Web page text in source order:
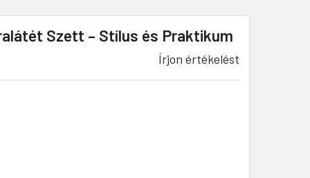
Szett – Stílus és Praktikum
Írjon értékelést